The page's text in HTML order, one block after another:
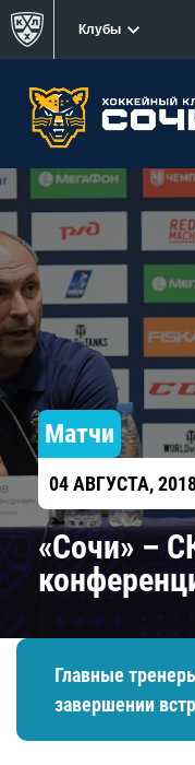
Клубы
Матчи
04 АВГУСТА,
«Сочи» –
Главные
завершении